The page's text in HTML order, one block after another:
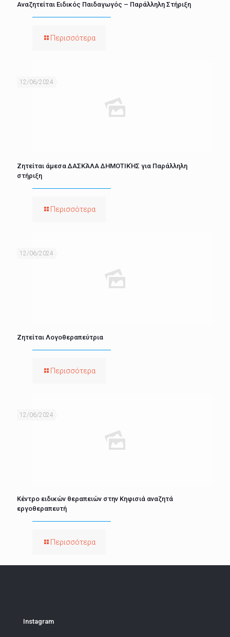
Αναζητείται Ειδικός Παιδαγωγός – Παράλληλη Στήριξη
Περισσότερα
12/06/2024
Ζητείται άμεσα ΔΑΣΚΆΛΑ ΔΗΜΟΤΙΚΉΣ για Παράλληλη
στήριξη
Περισσότερα
12/06/2024
Ζητείται Λογοθεραπεύτρια
Περισσότερα
12/06/2024
Κέντρο ειδικών θεραπειών στην Κηφισιά αναζητά
εργοθεραπευτή
Περισσότερα
Instagram